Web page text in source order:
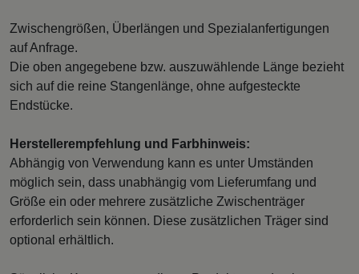
Zwischengrößen, Überlängen und Spezialanfertigungen
auf Anfrage.
Die oben angegebene bzw. auszuwählende Länge bezieht
sich auf die reine Stangenlänge, ohne aufgesteckte
Endstücke.
Herstellerempfehlung und Farbhinweis:
Abhängig von Verwendung kann es unter Umständen
möglich sein, dass unabhängig vom Lieferumfang und
Größe ein oder mehrere zusätzliche Zwischenträger
erforderlich sein können. Diese zusätzlichen Träger sind
optional erhältlich.